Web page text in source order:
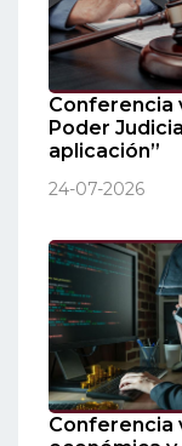
Conferencia
Poder
aplicación”
24-07-2026
Conferencia